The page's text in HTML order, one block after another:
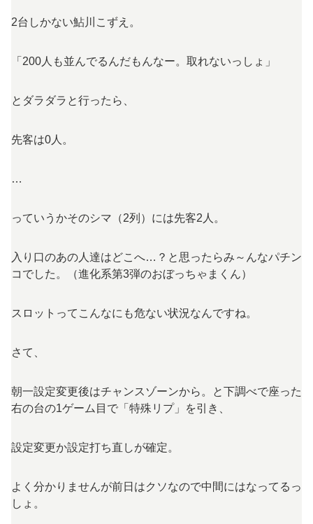
2台しかない鮎川こずえ。
「200人も並んでるんだもんなー。取れないっしょ」
とダラダラと行ったら、
先客は0人。
…
っていうかそのシマ（2列）には先客2人。
入り口のあの人達はどこへ…？と思ったらみ～んなパチン
コでした。（進化系第3弾のおぼっちゃまくん）
スロットってこんなにも危ない状況なんですね。
さて、
朝一設定変更後はチャンスゾーンから。と下調べで座った
右の台の1ゲーム目で「特殊リプ」を引き、
設定変更か設定打ち直しが確定。
よく分かりませんが前日はクソなので中間にはなってるっ
しょ。